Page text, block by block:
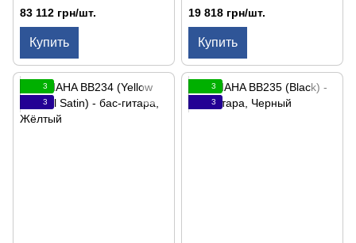
фортепиано
83 112 грн/шт.
Купить
19 818 грн/шт.
Купить
3
3
3
3